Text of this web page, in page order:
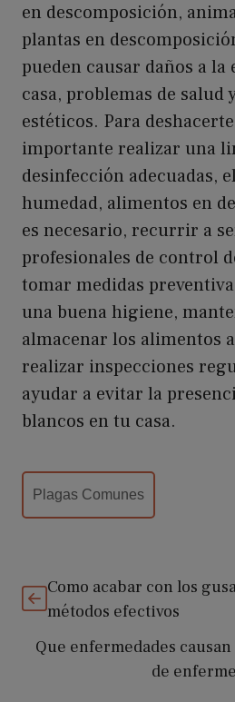
en descomposición,
plantas en
pueden causar daños a
casa, problemas de salud
estéticos. Para
importante realizar una
desinfección adecuadas,
humedad, alimentos en
es necesario, recurrir a
profesionales de control
tomar medidas
una buena higiene,
almacenar los alimentos
realizar inspecciones
ayudar a evitar la
blancos en tu casa.
Categorías
Plagas Comunes
Como acabar con los
métodos efectivos
Que enfermedades
de